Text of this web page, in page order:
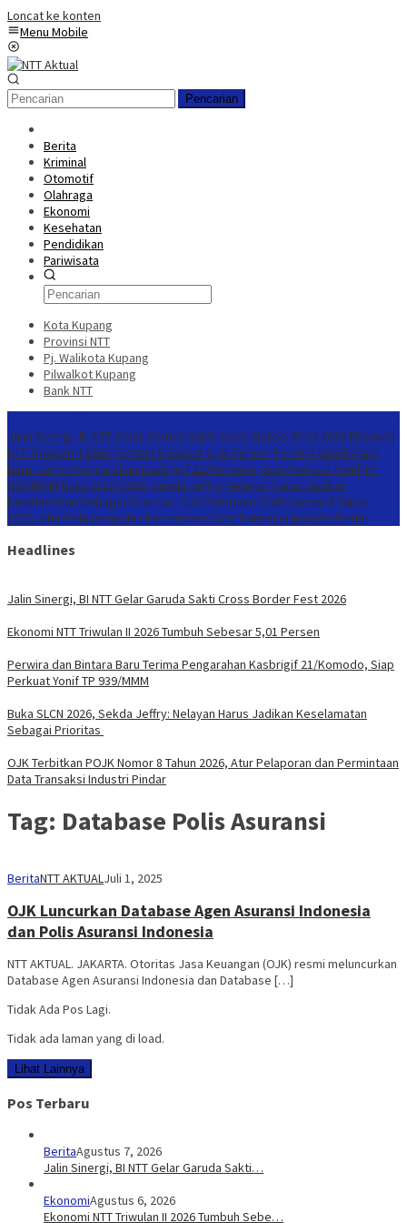
Loncat ke konten
Menu Mobile
Pencarian
Berita
Kriminal
Otomotif
Olahraga
Ekonomi
Kesehatan
Pendidikan
Pariwisata
Kota Kupang
Provinsi NTT
Pj. Walikota Kupang
Pilwalkot Kupang
Bank NTT
Jalin Sinergi, BI NTT Gelar Garuda Sakti Cross Border Fest 2026 Ekonomi
NTT Triwulan II 2026 Tumbuh Sebesar 5,01 Persen Perwira dan Bintara
Baru Terima Pengarahan Kasbrigif 21/Komodo, Siap Perkuat Yonif TP
939/MMM Buka SLCN 2026, Sekda Jeffry: Nelayan Harus Jadikan
Keselamatan Sebagai Prioritas OJK Terbitkan POJK Nomor 8 Tahun
2026, Atur Pelaporan dan Permintaan Data Transaksi Industri Pindar
Headlines
Jalin Sinergi, BI NTT Gelar Garuda Sakti Cross Border Fest 2026
Ekonomi NTT Triwulan II 2026 Tumbuh Sebesar 5,01 Persen
Perwira dan Bintara Baru Terima Pengarahan Kasbrigif 21/Komodo, Siap
Perkuat Yonif TP 939/MMM
Buka SLCN 2026, Sekda Jeffry: Nelayan Harus Jadikan Keselamatan
Sebagai Prioritas
OJK Terbitkan POJK Nomor 8 Tahun 2026, Atur Pelaporan dan Permintaan
Data Transaksi Industri Pindar
Tag: Database Polis Asuransi
BeritaNTT AKTUALJuli 1, 2025
OJK Luncurkan Database Agen Asuransi Indonesia
dan Polis Asuransi Indonesia
NTT AKTUAL. JAKARTA. Otoritas Jasa Keuangan (OJK) resmi meluncurkan
Database Agen Asuransi Indonesia dan Database […]
Tidak Ada Pos Lagi.
Tidak ada laman yang di load.
Lihat Lainnya
Pos Terbaru
BeritaAgustus 7, 2026
Jalin Sinergi, BI NTT Gelar Garuda Sakti…
EkonomiAgustus 6, 2026
Ekonomi NTT Triwulan II 2026 Tumbuh Sebe…